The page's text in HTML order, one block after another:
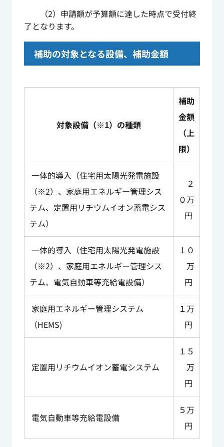
（2）申請額が予算額に達した時点で受付終
了となります。
補助の対象となる設備、補助金額
対象設備（※1）の種類
補助
金額
（上
限）
一体的導入（住宅用太陽光発電施設
（※2）、家庭用エネルギー管理シス
テム、定置用リチウムイオン蓄電シス
テム）
２
０万
円
一体的導入（住宅用太陽光発電施設
（※2）、家庭用エネルギー管理シス
テム、電気自動車等充給電設備）
１０
万
円
家庭用エネルギー管理システム
（HEMS)
１万
円
定置用リチウムイオン蓄電システム
１５
万
円
電気自動車等充給電設備
５万
円